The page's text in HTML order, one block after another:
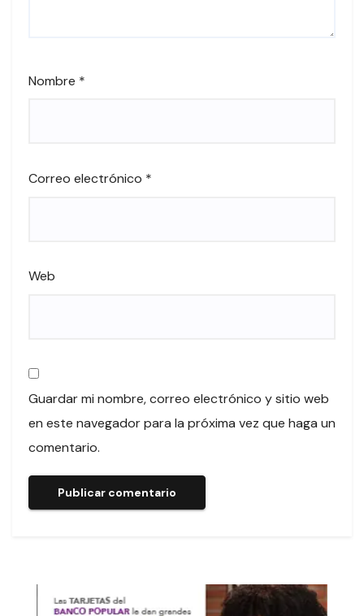
Nombre *
Correo electrónico *
Web
Guardar mi nombre, correo electrónico y sitio web
en este navegador para la próxima vez que haga un
comentario.